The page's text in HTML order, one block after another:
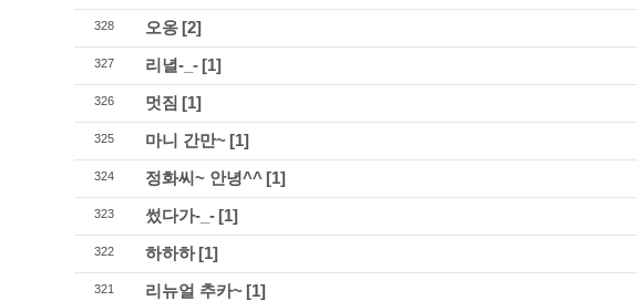
328 오옹[2]
327 리녈-_-[1]
326 멋짐 [1]
325 마니 간만~[1]
324 정화씨~ 안녕^^[1]
323 썼다가-_-[1]
322 하하하[1]
321 리뉴얼 추카~[1]